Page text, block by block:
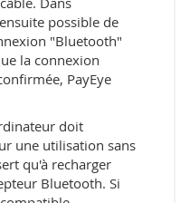
possible de
"Bluetooth"
la connexion
PayEye
doit
une utilisation sans
qu'à recharger
Bluetooth. Si